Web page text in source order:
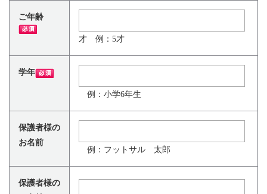
ご年齢
才 例：5才
学年
例：小学6年生
保護者様の
お名前
例：フットサル 太郎
保護者様の